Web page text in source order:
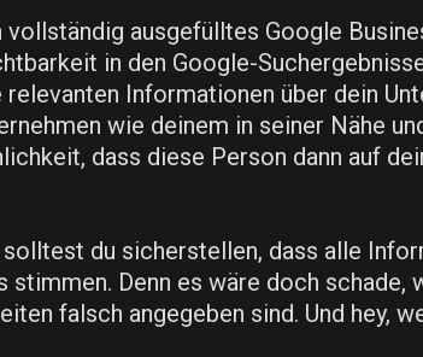
vollständig ausgefülltes Google
in den Google-
relevanten Informationen über dein
wie deinem in seiner Nähe
dass diese Person dann auf
du sicherstellen, dass alle
Denn es wäre doch schade,
falsch angegeben sind. Und hey,